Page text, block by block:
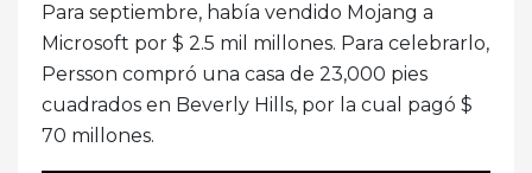
Para septiembre, había vendido Mojang a
Microsoft por $ 2.5 mil millones. Para celebrarlo,
Persson compró una casa de 23,000 pies
cuadrados en Beverly Hills, por la cual pagó $
70 millones.